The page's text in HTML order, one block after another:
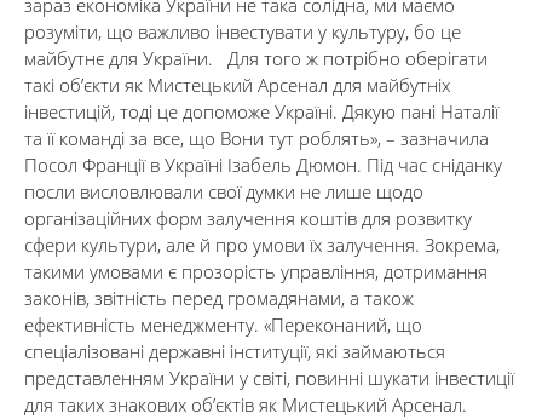
зараз економіка України не така солідна, ми маємо
розуміти, що важливо інвестувати у культуру, бо це
майбутнє для України. Для того ж потрібно оберігати
такі об’єкти як Мистецький Арсенал для майбутніх
інвестицій, тоді це допоможе Україні. Дякую пані Наталії
та її команді за все, що Вони тут роблять», – зазначила
Посол Франції в Україні Ізабель Дюмон. Під час сніданку
посли висловлювали свої думки не лише щодо
організаційних форм залучення коштів для розвитку
сфери культури, але й про умови їх залучення. Зокрема,
такими умовами є прозорість управління, дотримання
законів, звітність перед громадянами, а також
ефективність менеджменту. «Переконаний, що
спеціалізовані державні інституції, які займаються
представленням України у світі, повинні шукати інвестиції
для таких знакових об’єктів як Мистецький Арсенал.